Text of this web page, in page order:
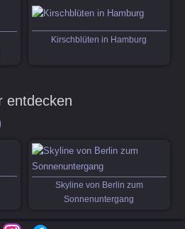
Kirschblüten in Hamburg
entdecken
Skyline von Berlin zum
Sonnenuntergang